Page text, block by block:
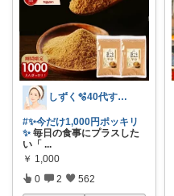
しずく🫧40代すっぴん美肌＆ダイエット
#✨️今だけ1,000円ポッキリ
✨ 毎日の食事にプラスした
い「 ...
￥ 1,000
0 2 562